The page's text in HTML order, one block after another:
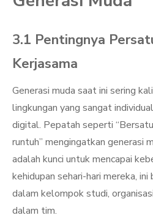
3.1 Pentingnya
Kerjasama
Generasi muda saat ini sering
lingkungan yang sangat
digital. Pepatah seperti
runtuh” mengingatkan generasi
adalah kunci untuk mencapai
kehidupan sehari-hari mereka,
dalam kelompok studi,
dalam tim.